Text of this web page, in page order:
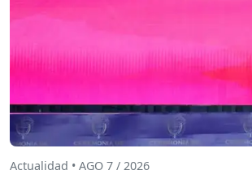
Actualidad • AGO 7 / 2026